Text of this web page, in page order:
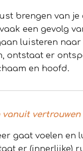
brengen van je
een gevolg
luisteren naar
ontstaat er
en hoofd.
vanuit vertrouwen
gaat voelen en
er (innerlijke)